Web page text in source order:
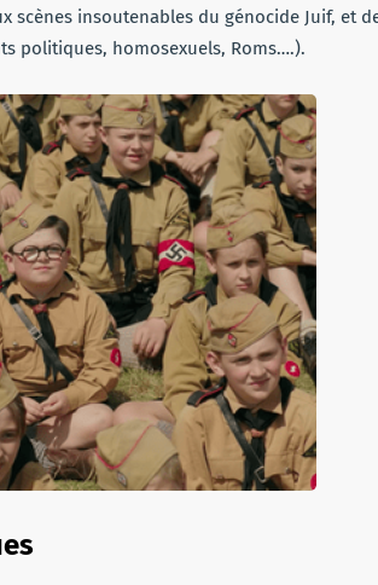
scènes insoutenables du génocide Juif, et
politiques, homosexuels, Roms….).